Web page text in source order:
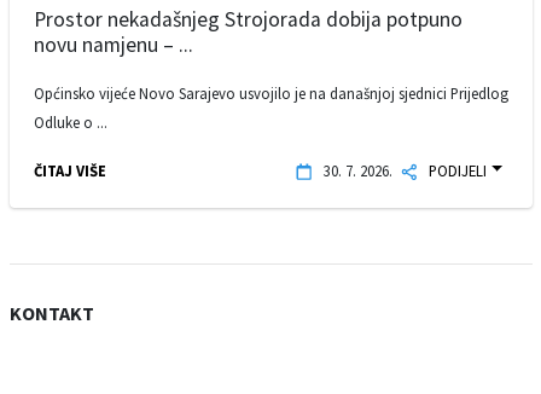
Prostor nekadašnjeg Strojorada dobija potpuno
novu namjenu – ...
Općinsko vijeće Novo Sarajevo usvojilo je na današnjoj sjednici Prijedlog
Odluke o ...
ČITAJ VIŠE 30. 7. 2026. PODIJELI
KONTAKT